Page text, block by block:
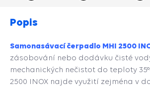
Popis
Samonasávací čerpadlo MHI 2500
zásobování nebo dodávku čisté
mechanických nečistot do teploty
2500 INOX najde využití zejména v